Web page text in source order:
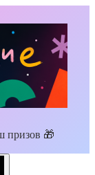
призов 🎁